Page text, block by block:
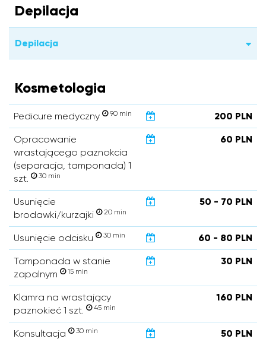
Depilacja
Depilacja
Kosmetologia
Pedicure medyczny 90 min 200 PLN
Opracowanie
wrastającego paznokcia
(separacja, tamponada) 1
szt.
30 min
60 PLN
Usunięcie
brodawki/kurzajki
20 min
50 - 70 PLN
Usunięcie odcisku 30 min 60 - 80 PLN
Tamponada w stanie
zapalnym
15 min
30 PLN
Klamra na wrastający
paznokieć 1 szt.
45 min
160 PLN
Konsultacja 30 min 50 PLN